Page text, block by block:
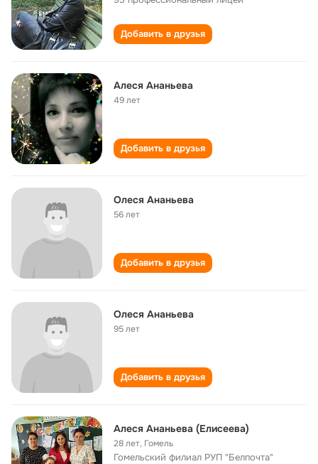
Добавить в друзья
Алеся Ананьева
49 лет
Добавить в друзья
Олеся Ананьева
56 лет
Добавить в друзья
Олеся Ананьева
95 лет
Добавить в друзья
Алеся Ананьева (Елисеева)
28 лет, Гомель
Гомельский филиал РУП "Белпочта"